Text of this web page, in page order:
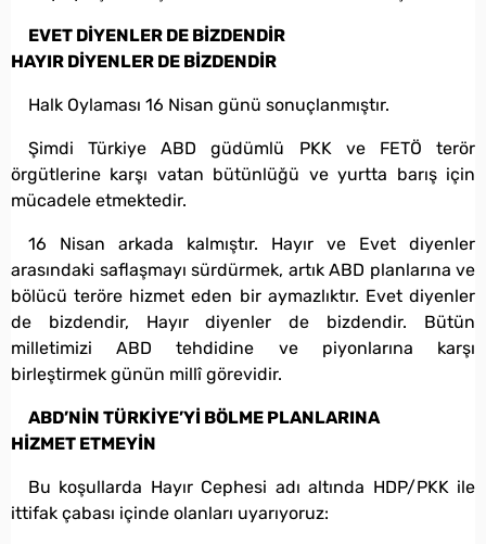
EVET DİYENLER DE BİZDENDİR
HAYIR DİYENLER DE BİZDENDİR
Halk Oylaması 16 Nisan günü sonuçlanmıştır.
Şimdi Türkiye ABD güdümlü PKK ve FETÖ terör
örgütlerine karşı vatan bütünlüğü ve yurtta barış için
mücadele etmektedir.
16 Nisan arkada kalmıştır. Hayır ve Evet diyenler
arasındaki saflaşmayı sürdürmek, artık ABD planlarına ve
bölücü teröre hizmet eden bir aymazlıktır. Evet diyenler
de bizdendir, Hayır diyenler de bizdendir. Bütün
milletimizi ABD tehdidine ve piyonlarına karşı
birleştirmek günün millî görevidir.
ABD’NİN TÜRKİYE’Yİ BÖLME PLANLARINA
HİZMET ETMEYİN
Bu koşullarda Hayır Cephesi adı altında HDP/PKK ile
ittifak çabası içinde olanları uyarıyoruz: